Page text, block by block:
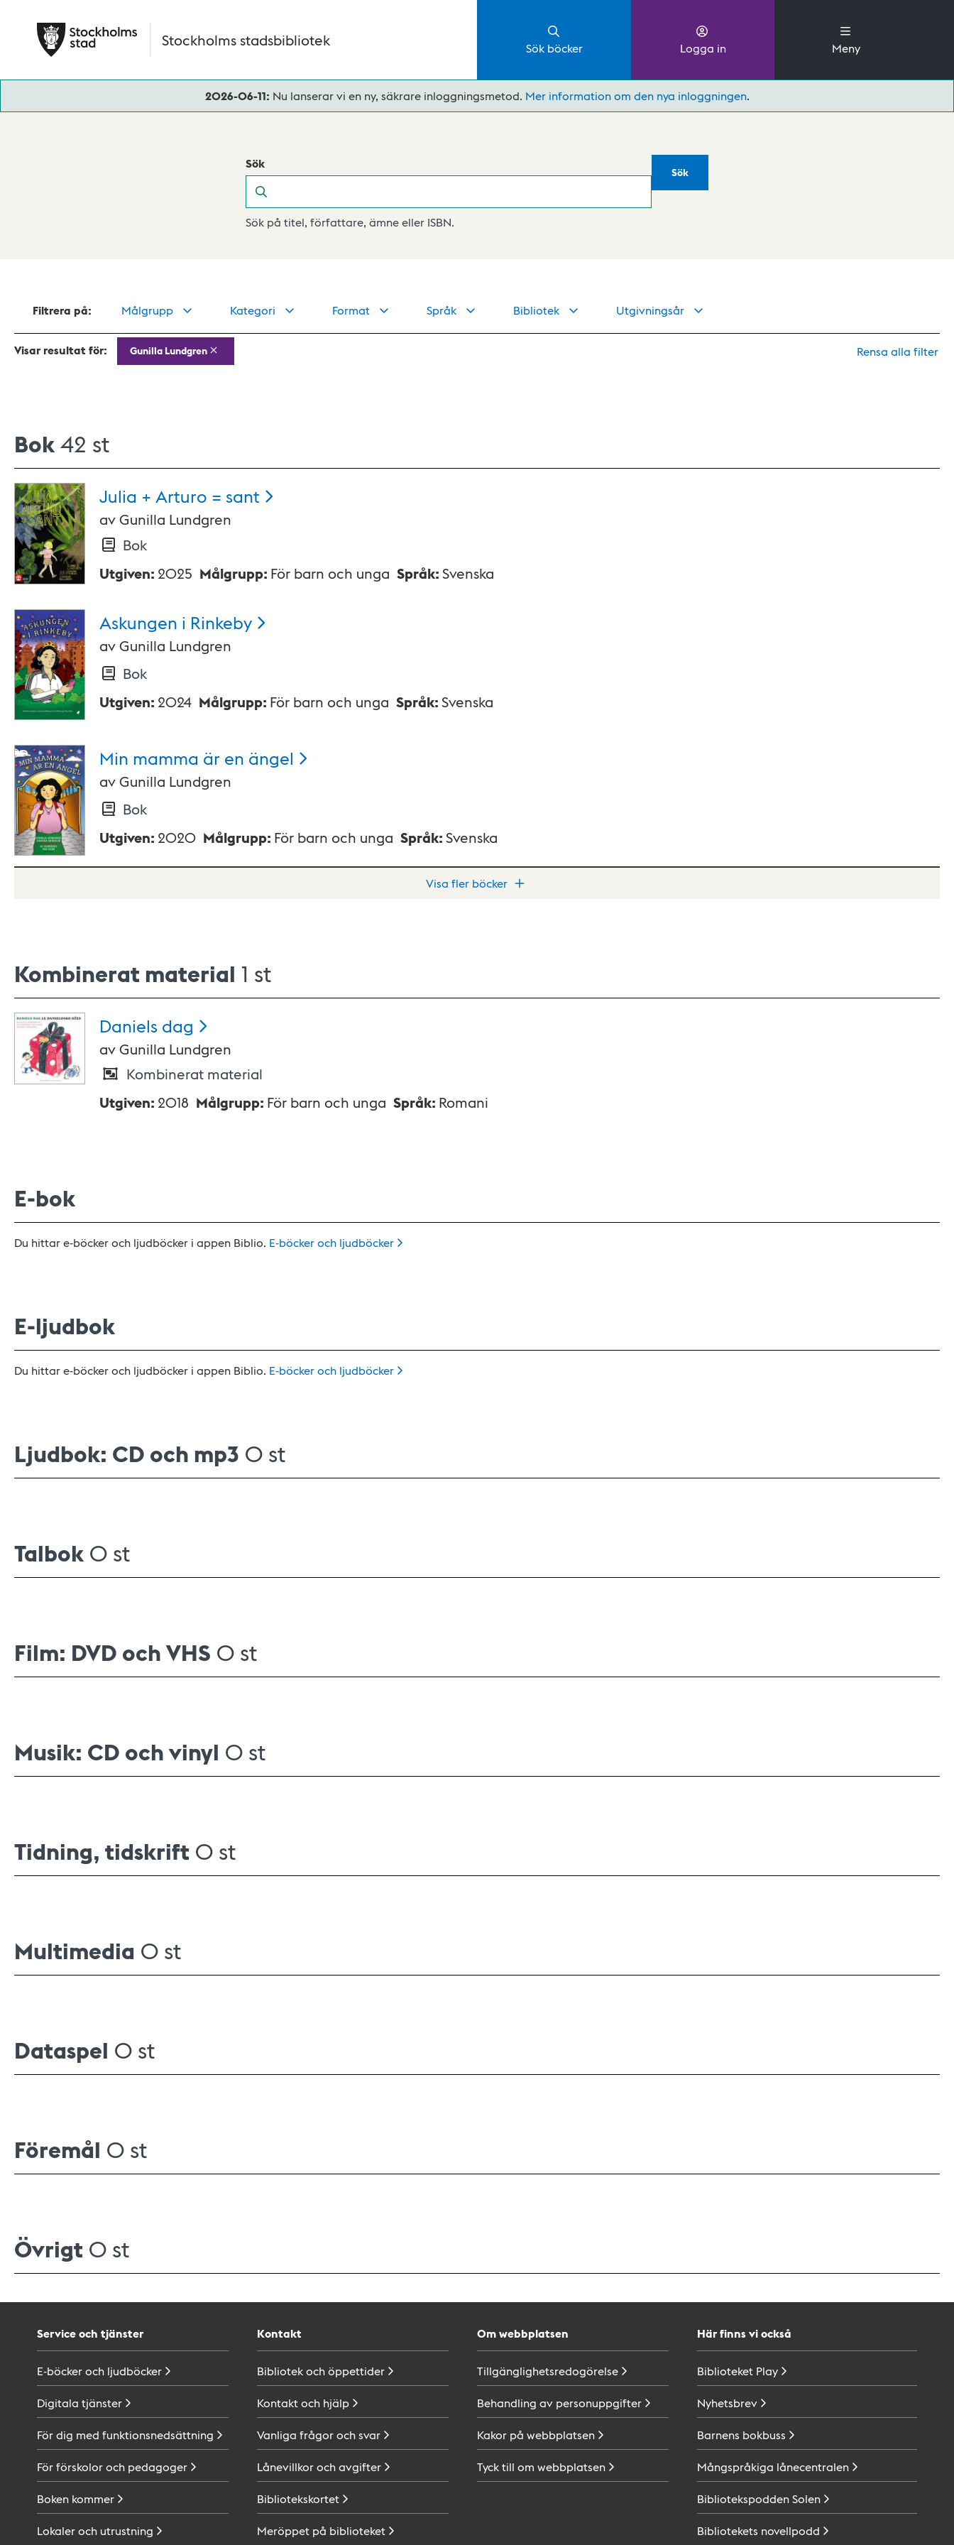
Stockholms stadsbibliotek Sök böcker Logga in Meny
2026-06-11: Nu lanserar vi en ny, säkrare inloggningsmetod. Mer information om den nya inloggningen.
Sök
Sök
Sök på titel, författare, ämne eller ISBN.
Filtrera på: Målgrupp Kategori Format Språk Bibliotek Utgivningsår
Visar resultat för: Gunilla Lundgren Rensa alla filter
Bok42 st
Julia + Arturo = sant
avGunilla Lundgren
Bok
Utgiven: 2025 Målgrupp: För barn och unga Språk:Svenska
Askungen i Rinkeby
avGunilla Lundgren
Bok
Utgiven: 2024 Målgrupp: För barn och unga Språk:Svenska
Min mamma är en ängel
avGunilla Lundgren
Bok
Utgiven: 2020 Målgrupp: För barn och unga Språk:Svenska
Visa fler böcker
Kombinerat material 1 st
Daniels dag
avGunilla Lundgren
Kombinerat material
Utgiven: 2018 Målgrupp: För barn och unga Språk: Romani
E-bok
Du hittar e-böcker och ljudböcker i appen Biblio. E-böcker och ljudböcker
E-ljudbok
Du hittar e-böcker och ljudböcker i appen Biblio. E-böcker och ljudböcker
Ljudbok: CD och mp3 0 st
Talbok 0 st
Film: DVD och VHS 0 st
Musik: CD och vinyl 0 st
Tidning, tidskrift 0 st
Multimedia 0 st
Dataspel 0 st
Föremål 0 st
Övrigt 0 st
Service och tjänster
E-böcker och ljudböcker
Digitala tjänster
För dig med funktionsnedsättning
För förskolor och pedagoger
Boken kommer
Lokaler och utrustning
Kontakt
Bibliotek ochöppettider
Kontakt och hjälp
Vanliga frågor ochsvar
Lånevillkor ochavgifter
Bibliotekskortet
Meröppet på biblioteket
Om webbplatsen
Tillgänglighetsredogörelse
Behandling av personuppgifter
Kakor på webbplatsen
Tyck till om webbplatsen
Här finns vi också
Biblioteket Play
Nyhetsbrev
Barnens bokbuss
Mångspråkiga lånecentralen
BibliotekspoddenSolen
Bibliotekets novellpodd